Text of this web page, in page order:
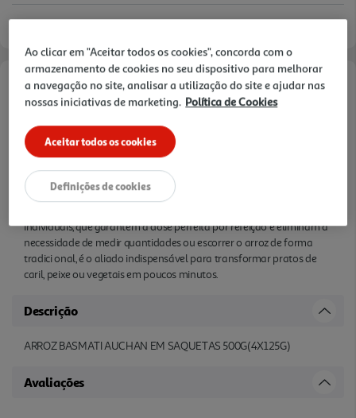
Informações de Marketing
O arroz basmati em saquetas Auchan, é a solução para quem
procura uma preparação rápida com o máximo de praticidade.
aroma floral característico e textura solta, devido ao seu teor de
ami lose, garante que os grãos se mantenham inteiros, soltos e
individuais, que garantem a dose perfeita por refeição e eliminam a
necessidade de medir quantidades ou escorrer o arroz de forma
tradici onal, é o aliado indispensável para transformar pratos de
caril, peixe ou vegetais em poucos minutos.
Descrição
ARROZ BASMATI AUCHAN EM SAQUETAS 500G(4X125G)
Avaliações
Ao clicar em "Aceitar todos os cookies", concorda com o
armazenamento de cookies no seu dispositivo para melhorar
a navegação no site, analisar a utilização do site e ajudar nas
nossas iniciativas de marketing. Política de Cookies
Aceitar todos os cookies
Definições de cookies